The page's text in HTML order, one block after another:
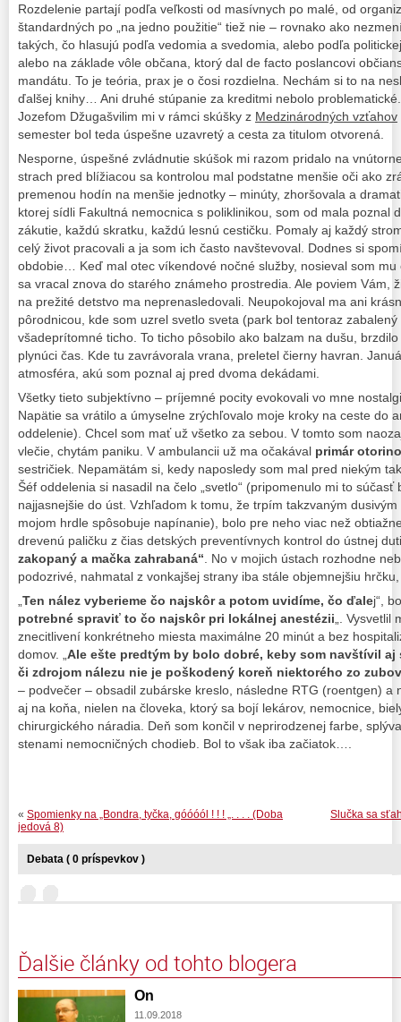
Rozdelenie partají podľa veľkosti od masívnych po malé, od
štandardných po „na jedno použitie“ tiež nie – rovnako ako
takých, čo hlasujú podľa vedomia a svedomia, alebo podľa
alebo na základe vôle občana, ktorý dal de facto poslancovi
mandátu. To je teória, prax je o čosi rozdielna. Nechám si to na
ďalšej knihy… Ani druhé stúpanie za kreditmi nebolo
Jozefom Džugašvilim mi v rámci skúšky z Medzinárodných vzťahov
semester bol teda úspešne uzavretý a cesta za titulom otvorená.
Nesporne, úspešné zvládnutie skúšok mi razom pridalo na
strach pred blížiacou sa kontrolou mal podstatne menšie oči ako
premenou hodín na menšie jednotky – minúty, zhoršovala a
ktorej sídli Fakultná nemocnica s poliklinikou, som od mala poznal
zákutie, každú skratku, každú lesnú cestičku. Pomaly aj každý
celý život pracovali a ja som ich často navštevoval. Dodnes si
obdobie… Keď mal otec víkendové nočné služby, nosieval som mu
sa vracal znova do starého známeho prostredia. Ale poviem Vám,
na prežité detstvo ma neprenasledovali. Neupokojoval ma ani
pôrodnicou, kde som uzrel svetlo sveta (park bol tentoraz
všadeprítomné ticho. To ticho pôsobilo ako balzam na dušu,
plynúci čas. Kde tu zavrávorala vrana, preletel čierny havran.
atmosféra, akú som poznal aj pred dvoma dekádami.
Všetky tieto subjektívno – príjemné pocity evokovali vo mne
Napätie sa vrátilo a úmyselne zrýchľovalo moje kroky na ceste do
oddelenie). Chcel som mať už všetko za sebou. V tomto som
vlečie, chytám paniku. V ambulancii už ma očakával primár
sestričiek. Nepamätám si, kedy naposledy som mal pred niekým
Šéf oddelenia si nasadil na čelo „svetlo“ (pripomenulo mi to
najjasnejšie do úst. Vzhľadom k tomu, že trpím takzvaným
mojom hrdle spôsobuje napínanie), bolo pre neho viac než
drevenú paličku z čias detských preventívnych kontrol do ústnej
zakopaný a mačka zahrabaná“ . No v mojich ústach rozhodne
podozrivé, nahmatal z vonkajšej strany iba stále objemnejšiu
Ten nález vyberieme čo najskôr a potom uvidíme, čo ďalej“,
potrebné spraviť to čo najskôr pri lokálnej anestézii „.
znecitlivení konkrétneho miesta maximálne 20 minút a bez
domov. „ Ale ešte predtým by bolo dobré, keby som navštívil aj
či zdrojom nálezu nie je poškodený koreň niektorého zo
– podvečer – obsadil zubárske kreslo, následne RTG (roentgen)
aj na koňa, nielen na človeka, ktorý sa bojí lekárov, nemocnice,
chirurgického náradia. Deň som končil v neprirodzenej farbe,
stenami nemocničných chodieb. Bol to však iba začiatok….
Slučka sa
« Spomienky na „Bondra, tyčka, góóóól ! ! ! „. . . . (Doba
jedová 8)
Debata ( 0 príspevkov )
Ďalšie články od tohto blogera
On
11.09.2018